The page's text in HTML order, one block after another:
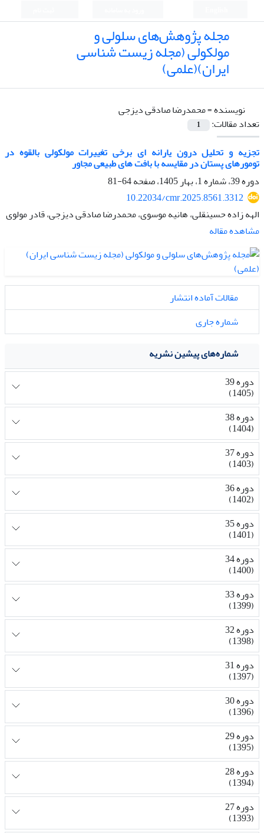
مجله پژوهش‌های سلولی و
مولکولی (مجله زیست شناسی
ایران)(علمی)
نویسنده =محمدرضا صادقی دیزجی
تعداد مقالات:
1
تجزیه و تحلیل درون یارانه ای برخی تغییرات مولکولی بالقوه در
تومورهای پستان در مقایسه با بافت های طبیعی مجاور
دوره 39، شماره 1، بهار 1405، صفحه
64-81
10.22034/cmr.2025.8561.3312
الهه زاده حسینقلی، هانیه موسوی، محمدرضا صادقی دیزجی، قادر مولوی
مشاهده مقاله
مقالات آماده انتشار
شماره جاری
شماره‌های پیشین نشریه
دوره 39
(1405)
دوره 38
(1404)
دوره 37
(1403)
دوره 36
(1402)
دوره 35
(1401)
دوره 34
(1400)
دوره 33
(1399)
دوره 32
(1398)
دوره 31
(1397)
دوره 30
(1396)
دوره 29
(1395)
دوره 28
(1394)
دوره 27
(1393)